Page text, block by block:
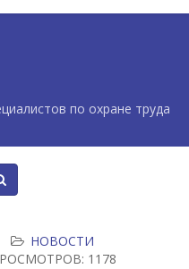
по охране труда
НОВОСТИ
1178